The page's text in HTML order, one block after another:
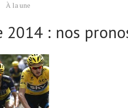
À la une
2014 : nos